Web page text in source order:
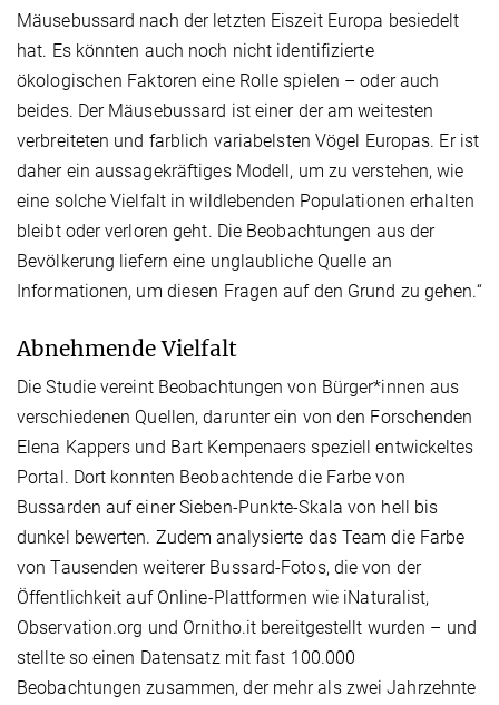
Mäusebussard nach der letzten Eiszeit Europa besiedelt
hat. Es könnten auch noch nicht identifizierte
ökologischen Faktoren eine Rolle spielen – oder auch
beides. Der Mäusebussard ist einer der am weitesten
verbreiteten und farblich variabelsten Vögel Europas. Er ist
daher ein aussagekräftiges Modell, um zu verstehen, wie
eine solche Vielfalt in wildlebenden Populationen erhalten
bleibt oder verloren geht. Die Beobachtungen aus der
Bevölkerung liefern eine unglaubliche Quelle an
Informationen, um diesen Fragen auf den Grund zu gehen.“
Abnehmende Vielfalt
Die Studie vereint Beobachtungen von Bürger*innen aus
verschiedenen Quellen, darunter ein von den Forschenden
Elena Kappers und Bart Kempenaers speziell entwickeltes
Portal. Dort konnten Beobachtende die Farbe von
Bussarden auf einer Sieben-Punkte-Skala von hell bis
dunkel bewerten. Zudem analysierte das Team die Farbe
von Tausenden weiterer Bussard-Fotos, die von der
Öffentlichkeit auf Online-Plattformen wie iNaturalist,
Observation.org und Ornitho.it bereitgestellt wurden – und
stellte so einen Datensatz mit fast 100.000
Beobachtungen zusammen, der mehr als zwei Jahrzehnte